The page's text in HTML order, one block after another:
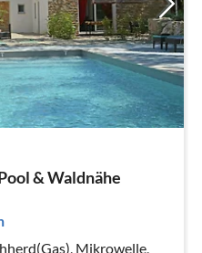
& Waldnähe
Mikrowelle,